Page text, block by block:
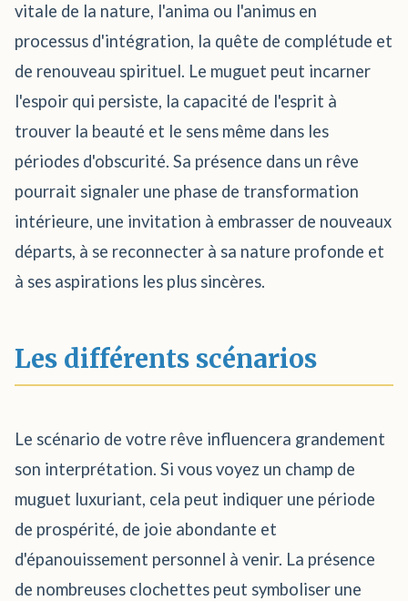
vitale de la nature, l'anima ou l'animus en
processus d'intégration, la quête de complétude et
de renouveau spirituel. Le muguet peut incarner
l'espoir qui persiste, la capacité de l'esprit à
trouver la beauté et le sens même dans les
périodes d'obscurité. Sa présence dans un rêve
pourrait signaler une phase de transformation
intérieure, une invitation à embrasser de nouveaux
départs, à se reconnecter à sa nature profonde et
à ses aspirations les plus sincères.
Les différents scénarios
Le scénario de votre rêve influencera grandement
son interprétation. Si vous voyez un champ de
muguet luxuriant, cela peut indiquer une période
de prospérité, de joie abondante et
d'épanouissement personnel à venir. La présence
de nombreuses clochettes peut symboliser une